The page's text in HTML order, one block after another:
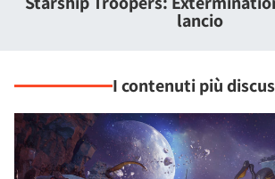
Ricordate anche di non farvi massacrare
lancio
I contenuti più